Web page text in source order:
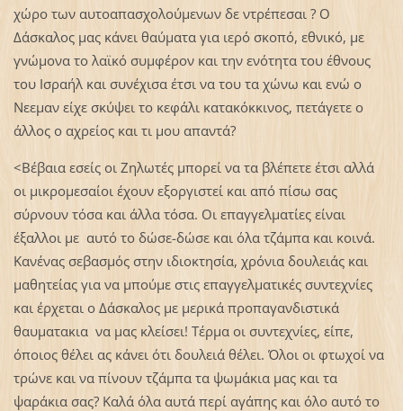
χώρο των αυτοαπασχολούμενων δε ντρέπεσαι ? Ο
Δάσκαλος μας κάνει θαύματα για ιερό σκοπό, εθνικό, με
γνώμονα το λαϊκό συμφέρον και την ενότητα του έθνους
του Ισραήλ και συνέχισα έτσι να του τα χώνω και ενώ ο
Νεεμαν είχε σκύψει το κεφάλι κατακόκκινος, πετάγετε ο
άλλος ο αχρείος και τι μου απαντά?
<Βέβαια εσείς οι Ζηλωτές μπορεί να τα βλέπετε έτσι αλλά
οι μικρομεσαίοι έχουν εξοργιστεί και από πίσω σας
σύρνουν τόσα και άλλα τόσα. Οι επαγγελματίες είναι
έξαλλοι με αυτό το δώσε-δώσε και όλα τζάμπα και κοινά.
Κανένας σεβασμός στην ιδιοκτησία, χρόνια δουλειάς και
μαθητείας για να μπούμε στις επαγγελματικές συντεχνίες
και έρχεται ο Δάσκαλος με μερικά προπαγανδιστικά
θαυματακια να μας κλείσει! Τέρμα οι συντεχνίες, είπε,
όποιος θέλει ας κάνει ότι δουλειά θέλει. Όλοι οι φτωχοί να
τρώνε και να πίνουν τζάμπα τα ψωμάκια μας και τα
ψαράκια σας? Καλά όλα αυτά περί αγάπης και όλο αυτό το